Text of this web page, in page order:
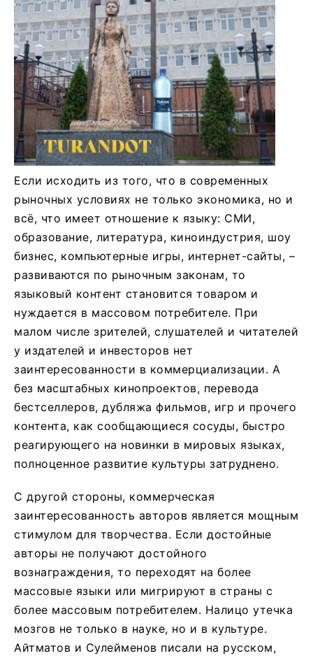
Если исходить из того, что в современных
рыночных условиях не только экономика, но и
всё, что имеет отношение к языку: СМИ,
образование, литература, киноиндустрия, шоу
бизнес, компьютерные игры, интернет-сайты, –
развиваются по рыночным законам, то
языковый контент становится товаром и
нуждается в массовом потребителе. При
малом числе зрителей, слушателей и читателей
у издателей и инвесторов нет
заинтересованности в коммерциализации. А
без масштабных кинопроектов, перевода
бестселлеров, дубляжа фильмов, игр и прочего
контента, как сообщающиеся сосуды, быстро
реагирующего на новинки в мировых языках,
полноценное развитие культуры затруднено.
С другой стороны, коммерческая
заинтересованность авторов является мощным
стимулом для творчества. Если достойные
авторы не получают достойного
вознаграждения, то переходят на более
массовые языки или мигрируют в страны с
более массовым потребителем. Налицо утечка
мозгов не только в науке, но и в культуре.
Айтматов и Сулейменов писали на русском,